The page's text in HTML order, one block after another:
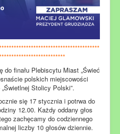
do finału Plebiscytu Miast „Świeć
polskich miejscowości
Stolicy Polski”.
się 17 stycznia i potrwa do
12.00. Każdy oddany głos
zachęcamy do codziennego
liczby 10 głosów dziennie.